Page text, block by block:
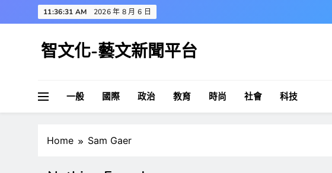
to
11:36:32 AM 2026 年 8 月 6 日
智文化-藝文新聞平台
一般 國際 政治 教育 時尚 社會 科技
Home Sam Gaer